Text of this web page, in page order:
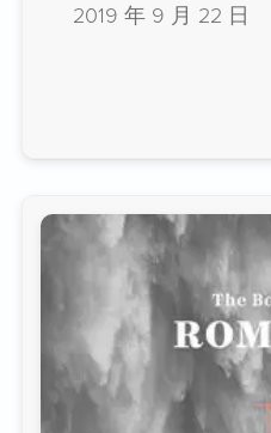
2019 年 9 月 22 日